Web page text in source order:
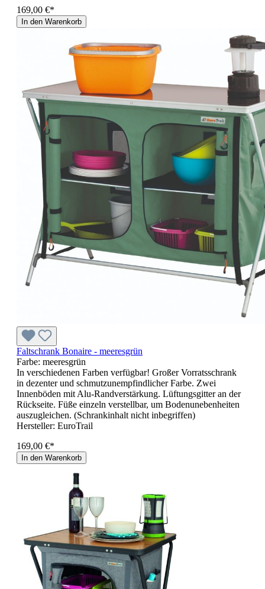
169,00 €*
In den Warenkorb
Faltschrank Bonaire - meeresgrün
Farbe: meeresgrün
In verschiedenen Farben verfügbar! Großer Vorratsschrank
in dezenter und schmutzunempfindlicher Farbe. Zwei
Innenböden mit Alu-Randverstärkung. Lüftungsgitter an der
Rückseite. Füße einzeln verstellbar, um Bodenunebenheiten
auszugleichen. (Schrankinhalt nicht inbegriffen)
Hersteller: EuroTrail
169,00 €*
In den Warenkorb